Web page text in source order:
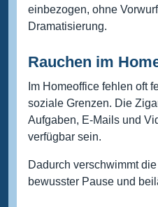
einbezogen, ohne
Dramatisierung.
Rauchen im
Im Homeoffice fehlen oft
soziale Grenzen. Die
Aufgaben, E-Mails und
verfügbar sein.
Dadurch verschwimmt
bewusster Pause und